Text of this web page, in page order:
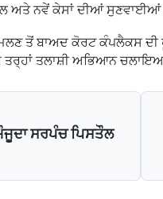
ਅਤੇ ਨਵੇਂ ਕੇਸਾਂ ਦੀਆਂ ਸੁਣਵਾਈਆਂ
ਤੋਂ ਬਾਅਦ ਕੋਰਟ ਕੰਪਲੈਕਸ
ਤਲਾਸ਼ੀ ਅਭਿਆਨ ਚਲਾਇਆ
ਸਰਪੰਚ ਪਿਸਤੌਲ